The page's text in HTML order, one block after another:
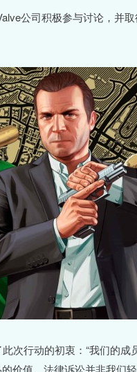
公司积极参与讨论，并
次行动的初衷：“我们的
价值。法律诉讼并非我们